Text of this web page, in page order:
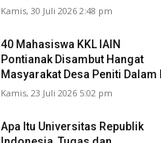
Kamis, 30 Juli 2026 2:48 pm
40 Mahasiswa KKL IAIN
Pontianak Disambut Hangat
Masyarakat Desa Peniti Dalam II
Kamis, 23 Juli 2026 5:02 pm
Apa Itu Universitas Republik